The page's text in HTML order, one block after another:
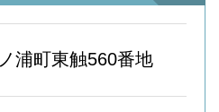
浦町東触560番地